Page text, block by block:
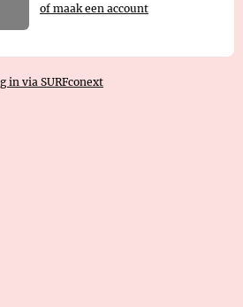
of maak een account
in via SURFconext